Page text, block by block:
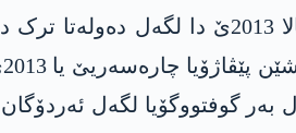
ھەر کەس دخوازیت بەرسڤا ڤێ پرسێ ب “د پێڤاژۆیا چارەسەریا کو
گوفتووگۆیا لگەل